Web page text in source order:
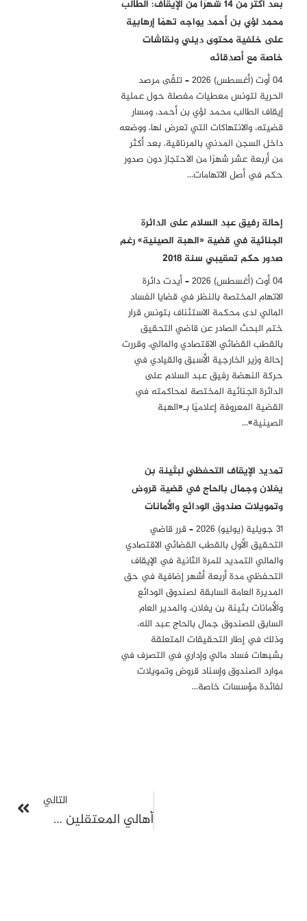
سيداد ديديك، جامعة زينيتشا، البوسنة والهرسك
ياسر محمد ذويب، المرصد الكندي للحقوق والحريات CORF، كندا
منى تي دياب، جامعة كارنيجي ميلون، الولايات المتحدة الأمريكية
لاري دايموند، جامعة ستانفورد، الولايات المتحدة الأمريكية
سوزان دوغلاس، جامعة جورج تاون، الولايات المتحدة الأمريكية
ميشيل دن، شبكة العمل الفرنسيسكاني، الولايات المتحدة الأمريكية
بودوان دوبريه، معهد العلوم بوردو، فرنسا
أنيس دورميسيفيتش، جامعة سراييفو، البوسنة والهرسك
أحمد الشامسي، جامعة شيكاغو، الولايات المتحدة الأمريكية
خديجة الشيال، جامعة إدنبرة، المملكة المتحدة
جون بي إنتليس، جامعة فوردهام، الولايات المتحدة الأمريكية
جون إسبوزيتو، جامعة جورج تاون، الولايات المتحدة الأمريكية
روكسان يوبين، جامعة بنسلفانيا، الولايات المتحدة الأمريكية
محمد فاضل، جامعة تورنتو، كندا
داليا فهمي، جامعة لونج آيلاند، الولايات المتحدة الأمريكية
يوجين فيشر، جامعة سانت ليو، الولايات المتحدة الأمريكية
أوين فيس، جامعة ييل، الولايات المتحدة الأمريكية
فرانسيس فوكوياما، جامعة ستانفورد، الولايات المتحدة الأمريكية
آلان غابون، جامعة فرجينيا ويسليان، الولايات المتحدة الأمريكية
ياسمين جاني، جامعة سانت أندروز، المملكة المتحدة
فواز جرجس، كلية لندن للاقتصاد، المملكة المتحدة
برهان غليون، جامعة باريس الثالثة السوربون، فرنسا
ناصر قبادزاده، المدرسة الوطنية للفنون، الجامعة الكاثوليكية
الأسترالية، أستراليا
كريستوس جيانو، كوين ماري، جامعة لندن، اليونان
فرح جودريج، جامعة كاليفورنيا، ريفرسايد، الولايات المتحدة الأمريكية
آنا جوميز، الحركة العالمية من أجل الديمقراطية، البرتغال
بوسكو جوفانتس، جامعة بابلو دي أولافيد، إسبانيا
إيفون حداد، جامعة جورج تاون، الولايات المتحدة الأمريكية
أمير هادزيكادونيتش، مدرسة سراييفو للعلوم والتكنولوجيا، البوسنة
بعد أكثر من 14 شهرًا من الإيقاف: الطالب
محمد لؤي بن أحمد يواجه تهمًا إرهابية
على خلفية محتوى ديني ونقاشات
خاصة مع أصدقائه
04 أوت (أغسطس) 2026 – تلقّى مرصد
الحرية لتونس معطيات مفصلة حول عملية
إيقاف الطالب محمد لؤي بن أحمد، ومسار
قضيته، والانتهاكات التي تعرض لها، ووضعه
داخل السجن المدني بالمرناقية، بعد أكثر
من أربعة عشر شهرًا من الاحتجاز دون صدور
حكم في أصل الاتهامات…
إحالة رفيق عبد السلام على الدائرة
الجنائية في قضية «الهبة الصينية» رغم
صدور حكم تعقيبي سنة 2018
04 أوت (أغسطس) 2026 – أيدت دائرة
الاتهام المختصة بالنظر في قضايا الفساد
المالي لدى محكمة الاستئناف بتونس قرار
ختم البحث الصادر عن قاضي التحقيق
بالقطب القضائي الاقتصادي والمالي، وقررت
إحالة وزير الخارجية الأسبق والقيادي في
حركة النهضة رفيق عبد السلام على
الدائرة الجنائية المختصة لمحاكمته في
القضية المعروفة إعلاميًا بـ«الهبة
الصينية»…
تمديد الإيقاف التحفظي لبثينة بن
يغلان وجمال بالحاج في قضية قروض
وتمويلات صندوق الودائع والأمانات
31 جويلية (يوليو) 2026 – قرر قاضي
التحقيق الأول بالقطب القضائي الاقتصادي
والمالي التمديد للمرة الثانية في الإيقاف
التحفظي مدة أربعة أشهر إضافية في حق
المديرة العامة السابقة لصندوق الودائع
والأمانات بثينة بن يغلان، والمدير العام
السابق للصندوق جمال بالحاج عبد الله،
وذلك في إطار التحقيقات المتعلقة
بشبهات فساد مالي وإداري في التصرف في
موارد الصندوق وإسناد قروض وتمويلات
لفائدة مؤسسات خاصة…
التالي
أهالي المعتقلين في تونس يواصلون الاحتجاج